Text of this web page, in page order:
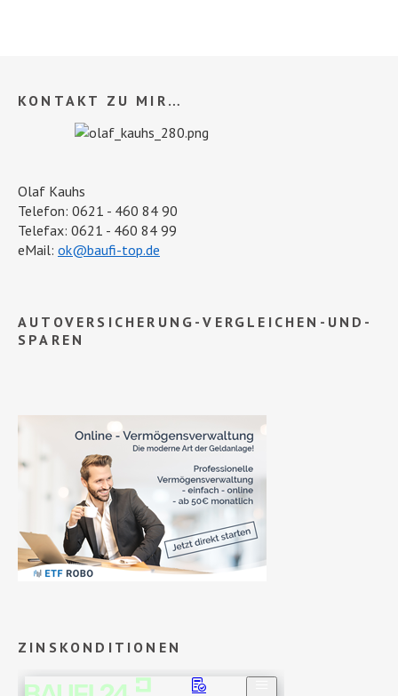
KONTAKT ZU MIR…
Olaf Kauhs
Telefon: 0621 - 460 84 90
Telefax: 0621 - 460 84 99
eMail: ok@baufi-top.de
AUTOVERSICHERUNG-VERGLEICHEN-UND-
SPAREN
ZINSKONDITIONEN